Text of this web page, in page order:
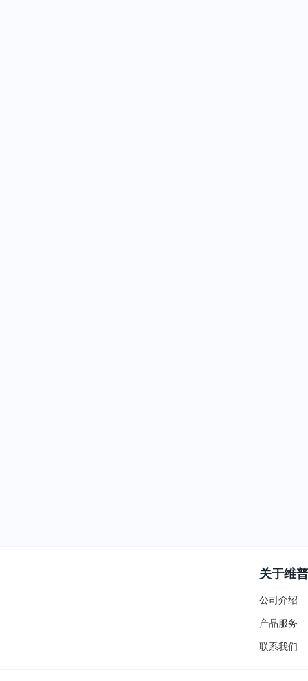
关于维普
公司介绍
产品服务
联系我们